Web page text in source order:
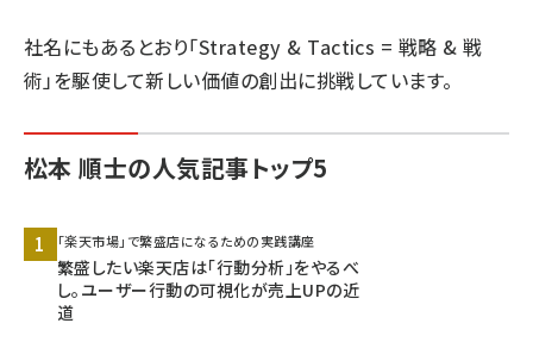
社名にもあるとおり「Strategy & Tactics = 戦略 & 戦
術」を駆使して新しい価値の創出に挑戦しています。
松本 順士の人気記事トップ5
「楽天市場」で繁盛店になるための実践講座
繁盛したい楽天店は「行動分析」をやるべ
し。ユーザー行動の可視化が売上UPの近
道